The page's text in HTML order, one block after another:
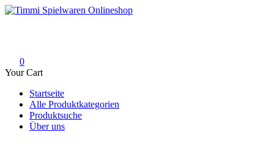
Skip
0
Your Cart
Startseite
Alle Produktkategorien
Produktsuche
Über uns